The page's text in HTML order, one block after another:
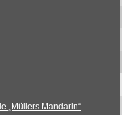
„Müllers Mandarin“